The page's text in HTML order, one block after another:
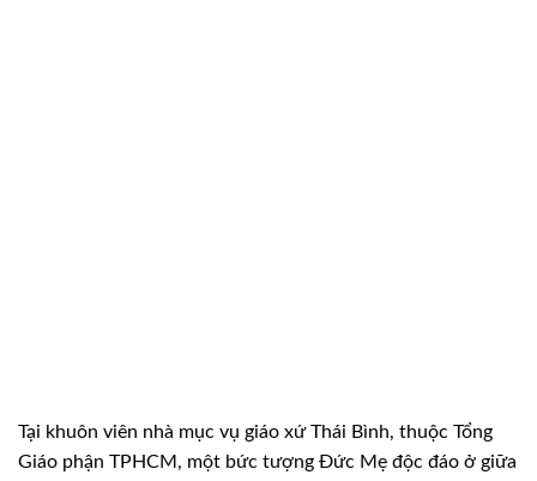
Tại khuôn viên nhà mục vụ giáo xứ Thái Bình, thuộc Tổng
Giáo phận TPHCM, một bức tượng Đức Mẹ độc đáo ở giữa